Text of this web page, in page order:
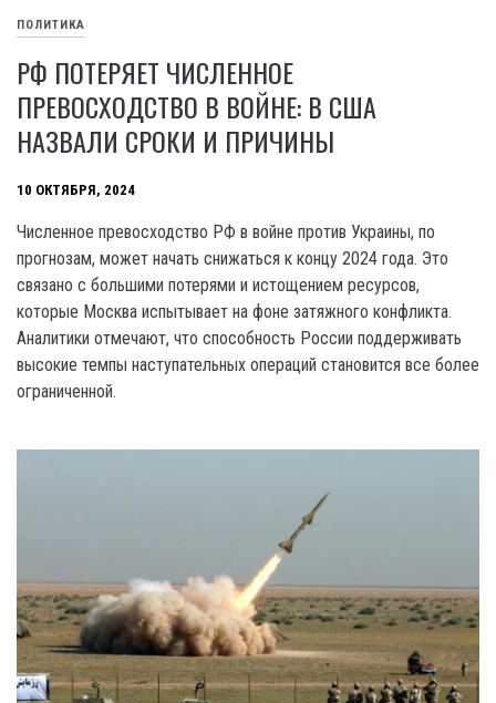
ПОЛИТИКА
РФ ПОТЕРЯЕТ ЧИСЛЕННОЕ
ПРЕВОСХОДСТВО В ВОЙНЕ: В США
НАЗВАЛИ СРОКИ И ПРИЧИНЫ
10 ОКТЯБРЯ, 2024
Численное превосходство РФ в войне против Украины, по
прогнозам, может начать снижаться к концу 2024 года. Это
связано с большими потерями и истощением ресурсов,
которые Москва испытывает на фоне затяжного конфликта.
Аналитики отмечают, что способность России поддерживать
высокие темпы наступательных операций становится все более
ограниченной.